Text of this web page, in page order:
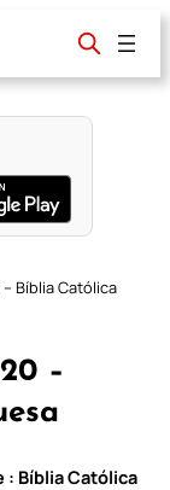
Bíblia Católica
–
Bíblia Católica